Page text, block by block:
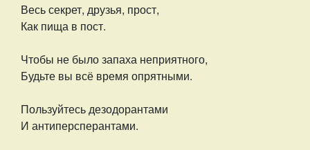
Весь секрет, друзья, прост,
Как пища в пост.
Чтобы не было запаха неприятного,
Будьте вы всё время опрятными.
Пользуйтесь дезодорантами
И антиперсперантами.